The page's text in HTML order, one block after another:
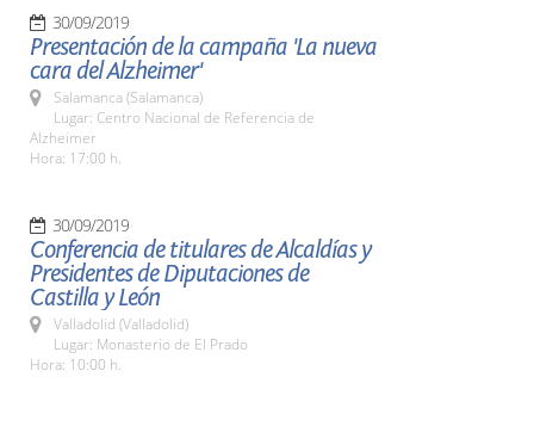
30/09/2019
Presentación de la campaña 'La nueva
cara del Alzheimer'
Salamanca (Salamanca)
Lugar: Centro Nacional de Referencia de
Alzheimer
Hora: 17:00 h.
30/09/2019
Conferencia de titulares de Alcaldías y
Presidentes de Diputaciones de
Castilla y León
Valladolid (Valladolid)
Lugar: Monasterio de El Prado
Hora: 10:00 h.